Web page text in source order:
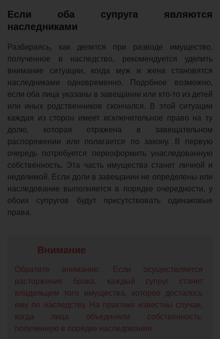
Если оба супруга являются
наследниками
Разбираясь, как делится при разводе имущество,
полученное в наследство, рекомендуется уделить
внимание ситуации, когда муж и жена становятся
наследниками одновременно. Подобное возможно,
если оба лица указаны в завещании или кто-то из детей
или иных родственников скончался. В этой ситуации
каждая из сторон имеет исключительное право на ту
долю, которая отражена в завещательном
распоряжении или полагается по закону. В первую
очередь потребуется переоформить унаследованную
собственность. Эта часть имущества станет личной и
неделимой. Если доли в завещании не определены или
наследование выполняется в порядке очередности, у
обоих супругов будут присутствовать одинаковые
права.
Обратите внимание: Если осуществляется
расторжение брака, каждый супруг станет
владельцем того имущества, которое досталось
ему по наследству. На практике известны случаи,
когда лица объединяли собственность,
полученную в порядке наследования.